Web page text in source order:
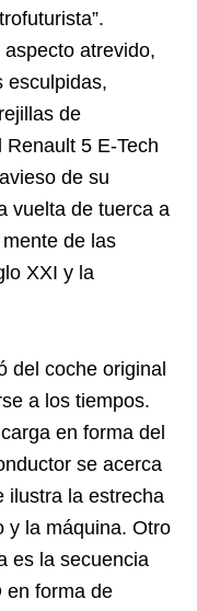
atrevido,
esculpidas,
de
5 E-Tech
de su
vuelta de tuerca a
de las
XXI y la
del coche original
a los tiempos.
en forma del
se acerca
ilustra la estrecha
y la máquina. Otro
es la secuencia
en forma de